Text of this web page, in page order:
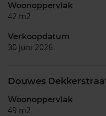
Woonoppervlak
42 m2
Verkoopdatum
30 juni 2026
Douwes
Woonoppervlak
49 m2